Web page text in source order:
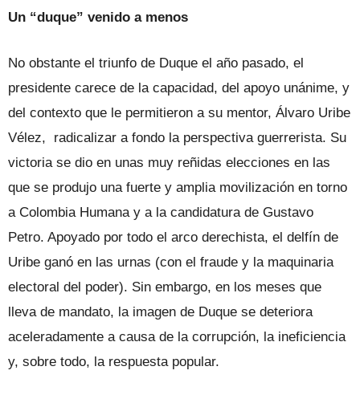
Un “duque” venido a menos
No obstante el triunfo de Duque el año pasado, el
presidente carece de la capacidad, del apoyo unánime, y
del contexto que le permitieron a su mentor, Álvaro Uribe
Vélez, radicalizar a fondo la perspectiva guerrerista. Su
victoria se dio en unas muy reñidas elecciones en las
que se produjo una fuerte y amplia movilización en torno
a Colombia Humana y a la candidatura de Gustavo
Petro. Apoyado por todo el arco derechista, el delfín de
Uribe ganó en las urnas (con el fraude y la maquinaria
electoral del poder). Sin embargo, en los meses que
lleva de mandato, la imagen de Duque se deteriora
aceleradamente a causa de la corrupción, la ineficiencia
y, sobre todo, la respuesta popular.